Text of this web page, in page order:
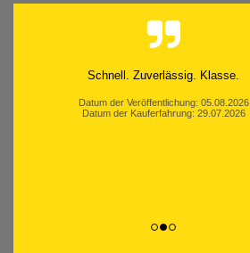
Schnell. Zuverlässig. Klasse.
Datum der Veröffentlichung: 05.08.2026
Datum der Kauferfahrung: 29.07.2026